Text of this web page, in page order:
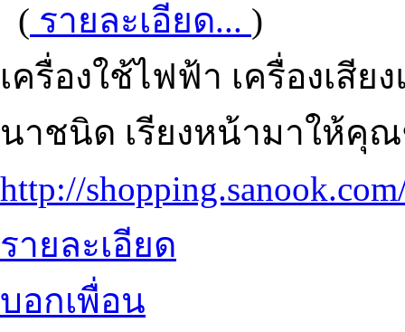
( รายละเอียด... )
เครื่องใช้ไฟฟ้า เครื่องเสี
นาชนิด เรียงหน้ามาให้คุ
http://
รายละเอียด
บอกเพื่อน